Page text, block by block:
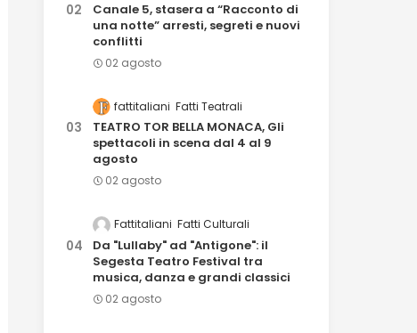
Canale 5, stasera a “Racconto di
una notte” arresti, segreti e nuovi
conflitti
02 agosto
fattitaliani Fatti Teatrali
TEATRO TOR BELLA MONACA, Gli
spettacoli in scena dal 4 al 9
agosto
02 agosto
Fattitaliani Fatti Culturali
Da "Lullaby" ad "Antigone": il
Segesta Teatro Festival tra
musica, danza e grandi classici
02 agosto